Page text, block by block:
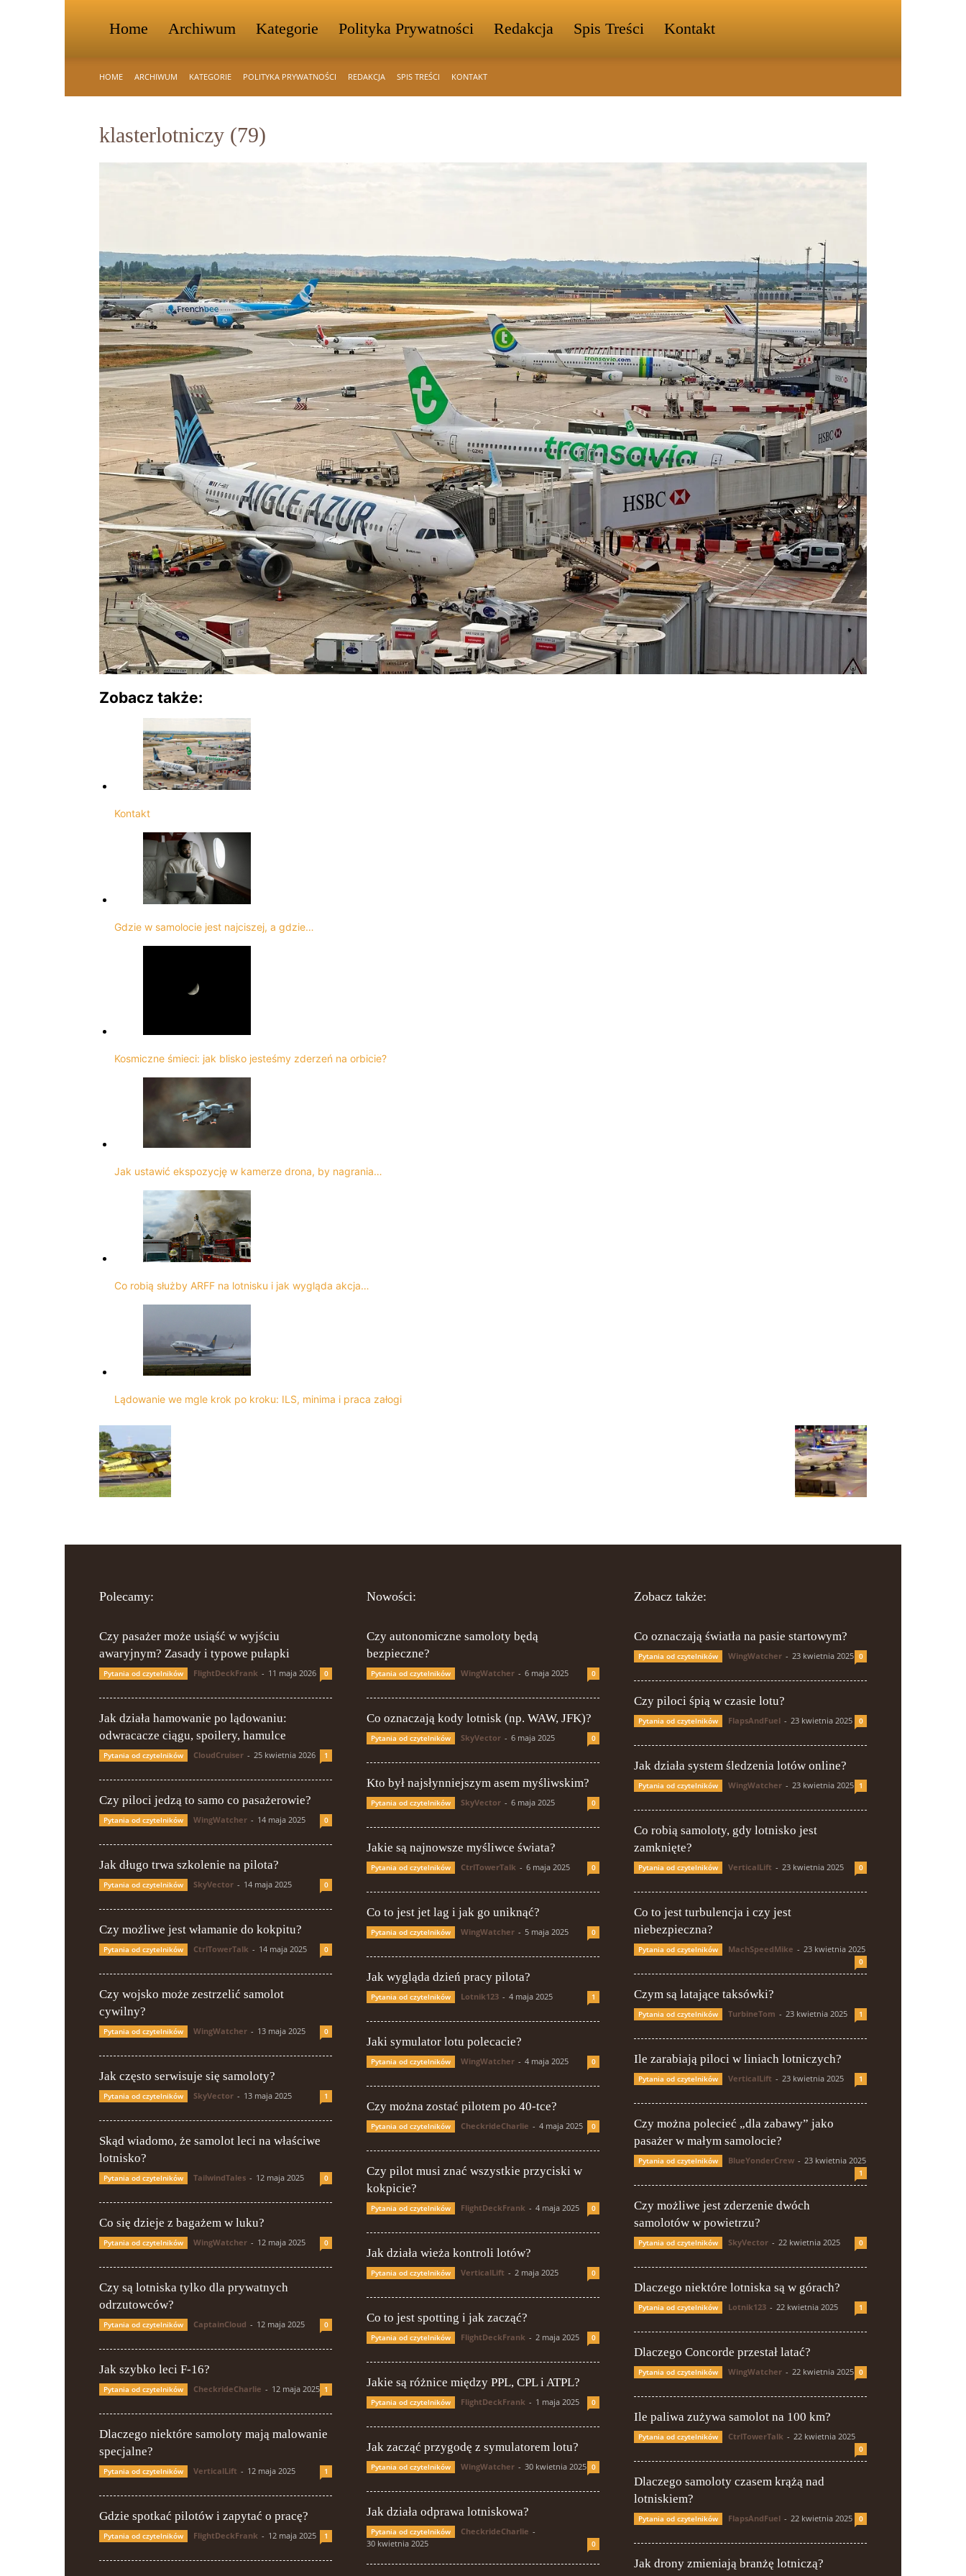
Home Archiwum Kategorie Polityka Prywatności Redakcja Spis Treści Kontakt
HOME ARCHIWUM KATEGORIE POLITYKA PRYWATNOŚCI REDAKCJA SPIS TREŚCI KONTAKT
klasterlotniczy (79)
Zobacz także:
Kontakt
Gdzie w samolocie jest najciszej, a gdzie…
Kosmiczne śmieci: jak blisko jesteśmy zderzeń na orbicie?
Jak ustawić ekspozycję w kamerze drona, by nagrania…
Co robią służby ARFF na lotnisku i jak wygląda akcja…
Lądowanie we mgle krok po kroku: ILS, minima i praca załogi
Polecamy:
Czy pasażer może usiąść w wyjściu
awaryjnym? Zasady i typowe pułapki
Pytania od czytelników FlightDeckFrank - 11 maja 2026 0
Jak działa hamowanie po lądowaniu:
odwracacze ciągu, spoilery, hamulce
Pytania od czytelników CloudCruiser - 25 kwietnia 2026 1
Czy piloci jedzą to samo co pasażerowie?
Pytania od czytelników WingWatcher - 14 maja 2025 0
Jak długo trwa szkolenie na pilota?
Pytania od czytelników SkyVector - 14 maja 2025 0
Czy możliwe jest włamanie do kokpitu?
Pytania od czytelników CtrlTowerTalk - 14 maja 2025 0
Czy wojsko może zestrzelić samolot
cywilny?
Pytania od czytelników WingWatcher - 13 maja 2025 0
Jak często serwisuje się samoloty?
Pytania od czytelników SkyVector - 13 maja 2025 1
Skąd wiadomo, że samolot leci na właściwe
lotnisko?
Pytania od czytelników TailwindTales - 12 maja 2025 0
Co się dzieje z bagażem w luku?
Pytania od czytelników WingWatcher - 12 maja 2025 0
Czy są lotniska tylko dla prywatnych
odrzutowców?
Pytania od czytelników CaptainCloud - 12 maja 2025 0
Jak szybko leci F-16?
Pytania od czytelników CheckrideCharlie - 12 maja 2025 1
Dlaczego niektóre samoloty mają malowanie
specjalne?
Pytania od czytelników VerticalLift - 12 maja 2025 1
Gdzie spotkać pilotów i zapytać o pracę?
Pytania od czytelników FlightDeckFrank - 12 maja 2025 1
Nowości:
Czy autonomiczne samoloty będą
bezpieczne?
Pytania od czytelników WingWatcher - 6 maja 2025 0
Co oznaczają kody lotnisk (np. WAW, JFK)?
Pytania od czytelników SkyVector - 6 maja 2025 0
Kto był najsłynniejszym asem myśliwskim?
Pytania od czytelników SkyVector - 6 maja 2025 0
Jakie są najnowsze myśliwce świata?
Pytania od czytelników CtrlTowerTalk - 6 maja 2025 0
Co to jest jet lag i jak go uniknąć?
Pytania od czytelników WingWatcher - 5 maja 2025 0
Jak wygląda dzień pracy pilota?
Pytania od czytelników Lotnik123 - 4 maja 2025 1
Jaki symulator lotu polecacie?
Pytania od czytelników WingWatcher - 4 maja 2025 0
Czy można zostać pilotem po 40-tce?
Pytania od czytelników CheckrideCharlie - 4 maja 2025 0
Czy pilot musi znać wszystkie przyciski w
kokpicie?
Pytania od czytelników FlightDeckFrank - 4 maja 2025 0
Jak działa wieża kontroli lotów?
Pytania od czytelników VerticalLift - 2 maja 2025 0
Co to jest spotting i jak zacząć?
Pytania od czytelników FlightDeckFrank - 2 maja 2025 0
Jakie są różnice między PPL, CPL i ATPL?
Pytania od czytelników FlightDeckFrank - 1 maja 2025 0
Jak zacząć przygodę z symulatorem lotu?
Pytania od czytelników WingWatcher - 30 kwietnia 2025 0
Jak działa odprawa lotniskowa?
Pytania od czytelników CheckrideCharlie -
30 kwietnia 2025
0
Zobacz także:
Co oznaczają światła na pasie startowym?
Pytania od czytelników WingWatcher - 23 kwietnia 2025 0
Czy piloci śpią w czasie lotu?
Pytania od czytelników FlapsAndFuel - 23 kwietnia 2025 0
Jak działa system śledzenia lotów online?
Pytania od czytelników WingWatcher - 23 kwietnia 2025 1
Co robią samoloty, gdy lotnisko jest
zamknięte?
Pytania od czytelników VerticalLift - 23 kwietnia 2025 0
Co to jest turbulencja i czy jest
niebezpieczna?
Pytania od czytelników MachSpeedMike - 23 kwietnia 2025
0
Czym są latające taksówki?
Pytania od czytelników TurbineTom - 23 kwietnia 2025 1
Ile zarabiają piloci w liniach lotniczych?
Pytania od czytelników VerticalLift - 23 kwietnia 2025 1
Czy można polecieć „dla zabawy” jako
pasażer w małym samolocie?
Pytania od czytelników BlueYonderCrew - 23 kwietnia 2025
1
Czy możliwe jest zderzenie dwóch
samolotów w powietrzu?
Pytania od czytelników SkyVector - 22 kwietnia 2025 0
Dlaczego niektóre lotniska są w górach?
Pytania od czytelników Lotnik123 - 22 kwietnia 2025 1
Dlaczego Concorde przestał latać?
Pytania od czytelników WingWatcher - 22 kwietnia 2025 0
Ile paliwa zużywa samolot na 100 km?
Pytania od czytelników CtrlTowerTalk - 22 kwietnia 2025
0
Dlaczego samoloty czasem krążą nad
lotniskiem?
Pytania od czytelników FlapsAndFuel - 22 kwietnia 2025 0
Jak drony zmieniają branżę lotniczą?